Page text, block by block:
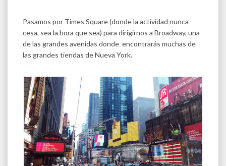
Pasamos por Times Square (donde la actividad nunca
cesa, sea la hora que sea) para dirigirnos a Broadway, una
de las grandes avenidas donde encontrarás muchas de
las grandes tiendas de Nueva York.